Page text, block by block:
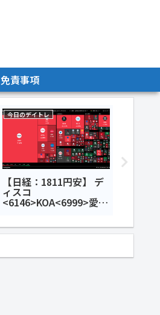
免責事項
今日のデイトレ
【日経：1811円安】 デ
ィスコ
<6146>KOA<6999>愛媛
銀行<8541>今日のデイ